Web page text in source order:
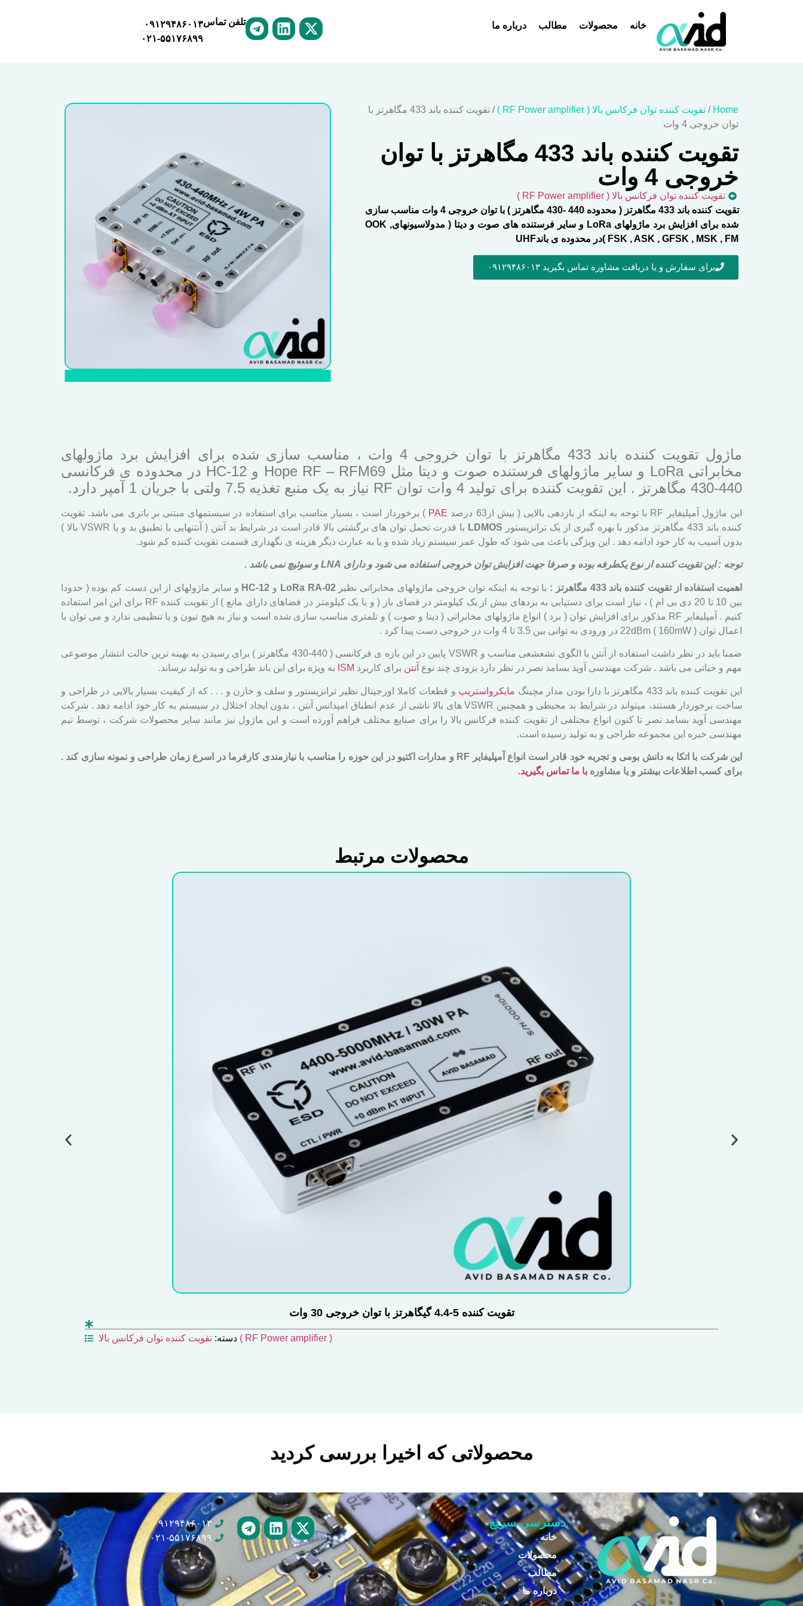
خانه محصولات مطالب درباره ما
۰۹۱۲۹۴۸۶۰۱۳
۰۲۱-۵۵۱۷۶۸۹۹
تلفن تماس
Home
/ تقویت کننده توان فرکانس بالا ( RF Power amplifier )
/ تقویت کننده باند 433 مگاهرتز با
توان خروجی 4 وات
تقویت کننده باند 433 مگاهرتز با توان
خروجی 4 وات
تقویت کننده توان فرکانس بالا ( RF Power amplifier )
تقویت کننده باند 433 مگاهرتز ( محدوده 440 -430 مگاهرتز ) با توان خروجی 4 وات مناسب سازی
شده برای افزایش برد ماژولهای LoRa و سایر فرستنده های صوت و دیتا ( مدولاسیونهایOOK ,
FSK , ASK , GFSK , MSK , FM )در محدوده ی باندUHF
برای سفارش و یا دریافت مشاوره تماس بگیرید ۰۹۱۲۹۴۸۶۰۱۳
ماژول تقویت کننده باند 433 مگاهرتز با توان خروجی 4 وات ، مناسب سازی شده برای افزایش برد ماژولهای
مخابراتی LoRa و سایر ماژولهای فرستنده صوت و دیتا مثل Hope RF – RFM69 و HC-12 در محدوده ی فرکانسی
440-430 مگاهرتز . این تقویت کننده برای تولید 4 وات توان RF نیاز به یک منبع تغذیه 7.5 ولتی با جریان 1 آمپر دارد.
این ماژول آمپلیفایر RF با توجه به اینکه از بازدهی بالایی ( بیش از63 درصد PAE ) برخوردار است ، بسیار مناسب برای استفاده در سیستمهای مبتنی بر باتری می باشد. تقویت
کننده باند 433 مگاهرتز مذکور با بهره گیری از یک ترانزیستور
LDMOS
با قدرت تحمل توان های برگشتی بالا قادر است در شرایط بد آنتن ( آنتنهایی با تطبیق بد و یا VSWR بالا )
بدون آسیب به کار خود ادامه دهد . این ویژگی باعث می شود که طول عمر سیستم زیاد شده و یا به عبارت دیگر هزینه ی نگهداری قسمت تقویت کننده کم شود.
توجه : این تقویت کننده از نوع یکطرفه بوده و صرفا جهت افزایش توان خروجی استفاده می شود و دارای LNA و سوئیچ نمی باشد .
اهمیت استفاده از تقویت کننده باند 433 مگاهرتز : با توجه به اینکه توان خروجی ماژولهای مخابراتی نظیرLoRa RA-02 و HC-12 و سایر ماژولهای از این دست کم بوده ( حدودا
بین 10 تا 20 دی بی ام ) ، نیاز است برای دستیابی به بردهای بیش از یک کیلومتر در فضای باز ( و یا یک کیلومتر در فضاهای دارای مانع ) از تقویت کننده RF برای این امر استفاده
کنیم . آمپلیفایر RF مذکور برای افزایش توان ( برد ) انواع ماژولهای مخابراتی ( دیتا و صوت ) و تلمتری مناسب سازی شده است و نیاز به هیچ تیون و یا تنظیمی ندارد و می توان با
اعمال توان 22dBm ( 160mW ) در ورودی به توانی بین 3.5 تا 4 وات در خروجی دست پیدا کرد .
ضمنا باید در نظر داشت استفاده از آنتن با الگوی تشعشعی مناسب و VSWR پایین در این بازه ی فرکانسی ( 440-430 مگاهرتز ) برای رسیدن به بهینه ترین حالت انتشار موضوعی
مهم و حیاتی می باشد . شرکت مهندسی آوید بسامد نصر در نظر دارد بزودی چند نوع آنتن برای کاربرد ISM به ویژه برای این باند طراحی و به تولید برساند.
این تقویت کننده باند 433 مگاهرتز با دارا بودن مدار مچینگ مایکرواستریپ و قطعات کاملا اورجینال نظیر ترانزیستور و سلف و خازن و . . . که از کیفیت بسیار بالایی در طراحی و
ساخت برخوردار هستند، میتواند در شرایط بد محیطی و همچنین VSWR های بالا ناشی از عدم انطباق امپدانس آنتن ، بدون ایجاد اختلال در سیستم به کار خود ادامه دهد . شرکت
مهندسی آوید بسامد نصر تا کنون انواع مختلفی از تقویت کننده فرکانس بالا را برای صنایع مختلف فراهم آورده است و این ماژول نیز مانند سایر محصولات شرکت ، توسط تیم
مهندسی خبره این مجموعه طراحی و به تولید رسیده است.
این شرکت با اتکا به دانش بومی و تجربه خود قادر است انواع آمپلیفایر RF و مدارات اکتیو در این حوزه را مناسب با نیازمندی کارفرما در اسرع زمان طراحی و نمونه سازی کند .
برای کسب اطلاعات بیشتر و یا مشاوره با ما تماس بگیرید.
محصولات مرتبط
تقویت کننده 5-4.4 گیگاهرتز با توان خروجی 30 وات
دسته:تقویت کننده توان فرکانس بالا ( RF Power amplifier )
محصولاتی که اخیرا بررسی کردید
دسترسی سریع
خانه
محصولات
مطالب
درباره ما
۰۹۱۲۹۴۸۶۰۱۳
۰۲۱-۵۵۱۷۶۸۹۹